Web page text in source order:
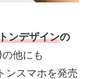
ンデザインの
他にも
ンスマホを発売